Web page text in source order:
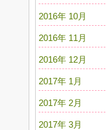
2016年 10月
2016年 11月
2016年 12月
2017年 1月
2017年 2月
2017年 3月